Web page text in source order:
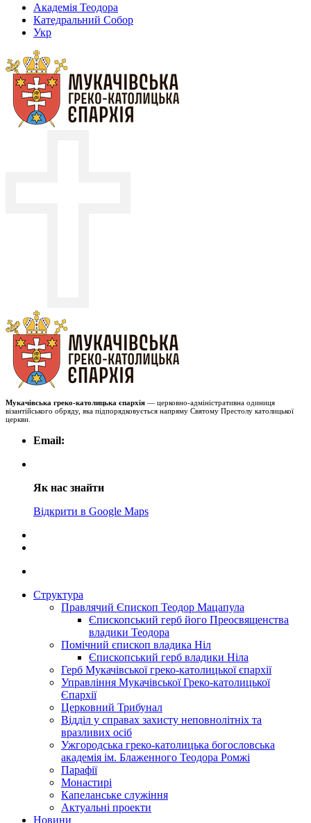
Академія Теодора
Катедральний Собор
Укр
Мукачівська греко-католицька єпархія — церковно-адміністративна одиниця
візантійського обряду, яка підпорядковується напряму Святому Престолу католицької
церкви.
Email:
Як нас знайти
Відкрити в Google Maps
Структура
Правлячий Єпископ Теодор Мацапула
Єпископський герб його Преосвященства
владики Теодора
Помічний єпископ владика Ніл
Єпископський герб владики Ніла
Герб Мукачівської греко-католицької єпархії
Управління Мукачівської Греко-католицької
Єпархії
Церковний Трибунал
Відділ у справах захисту неповнолітніх та
вразливих осіб
Ужгородська греко-католицька богословська
академія ім. Блаженного Теодора Ромжі
Парафії
Монастирі
Капеланське служіння
Актуальні проекти
Новини